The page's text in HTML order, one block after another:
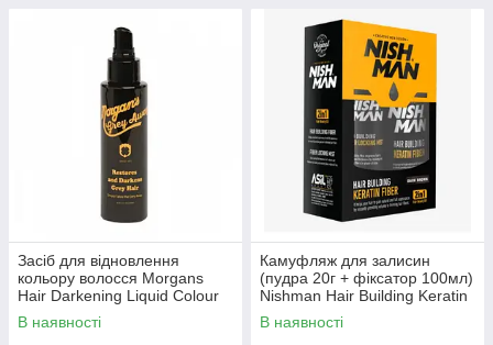
Засіб для відновлення
кольору волосся Morgans
Hair Darkening Liquid Colour
Restorer, 120 мл
В наявності
Камуфляж для залисин
(пудра 20г + фіксатор 100мл)
Nishman Hair Building Keratin
темно-коричневий
(10703012)
В наявності